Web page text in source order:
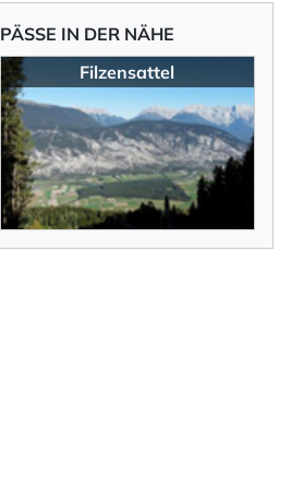
PÄSSE IN DER NÄHE
Filzensattel